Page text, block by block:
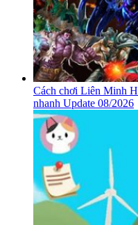
Cách chơi Liên Minh
nhanh Update 08/2026